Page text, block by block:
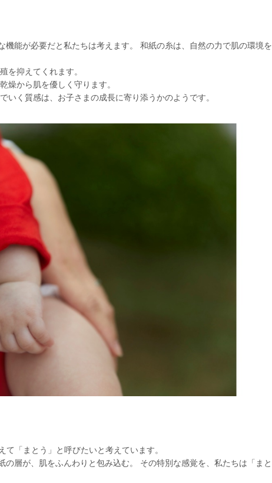
能が必要だと私たちは考えます。 和紙の糸は、自然の力で肌の環境を
を抑えてくれます。
燥から肌を優しく守ります。
いく質感は、お子さまの成長に寄り添うかのようです。
「まとう」と呼びたいと考えています。
層が、肌をふんわりと包み込む。 その特別な感覚を、私たちは「まと